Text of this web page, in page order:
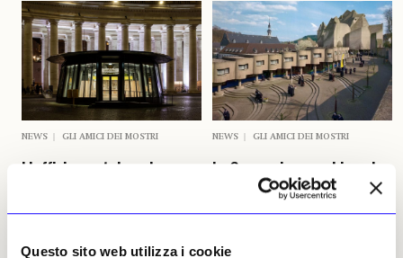
Questo sito web utilizza i cookie
NEWS GLI AMICI DEI MOSTRI
L'ufficio postale nel mezzo
Gli amici dei mostri • Le
Luccardini architetti e
NEWS GLI AMICI DEI MOSTRI
In Germania una chiesa ha
anche il suo motel
trouvailles di Gaggero &